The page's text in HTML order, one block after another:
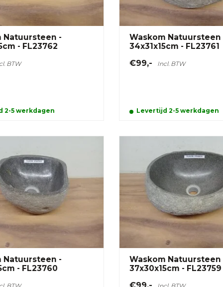
Natuursteen -
- FL23762
BTW
2-5 werkdagen
Waskom Natuursteen
34x31x15cm - FL23761
€99,- Incl. BTW
Levertijd 2-5 werkdagen
Natuursteen -
- FL23760
Waskom Natuursteen
37x30x15cm - FL23759
€99,-